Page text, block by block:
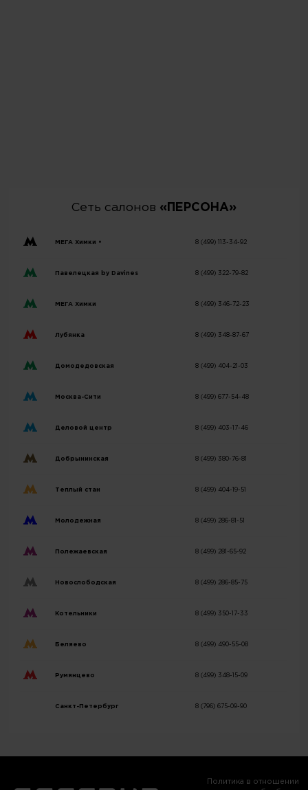
Сеть салонов «ПЕРСОНА»
МЕГА Химки • 8 (499) 113-34-92
Павелецкая by Davines 8 (499) 322-79-82
МЕГА Химки 8 (499) 346-72-23
Лубянка 8 (499) 348-87-67
Домодедовская 8 (499) 404-21-03
Москва-Сити 8 (499) 677-54-48
Деловой центр 8 (499) 403-17-46
Добрынинская 8 (499) 380-76-81
Теплый стан 8 (499) 404-19-51
Молодежная 8 (499) 286-81-51
Полежаевская 8 (499) 281-65-92
Новослободская 8 (499) 286-85-75
Котельники 8 (499) 350-17-33
Беляево 8 (499) 490-55-08
Румянцево 8 (499) 348-15-09
Санкт-Петербург 8 (796) 675-09-90
Политика в отношении